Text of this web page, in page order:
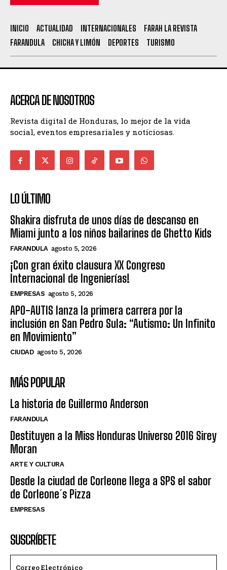
INICIO ACTUALIDAD INTERNACIONALES
FARAH LA REVISTA
FARANDULA
CHICHA Y LIMÓN DEPORTES TURISMO
ACERCA DE NOSOTROS
Revista digital de Honduras, lo mejor de la vida
social, eventos empresariales y noticiosas.
LO ÚLTIMO
Shakira disfruta de unos días de descanso en
Miami junto a los niños bailarines de Ghetto Kids
FARANDULA agosto 5, 2026
¡Con gran éxito clausura XX Congreso
Internacional de Ingenierías!
EMPRESAS agosto 5, 2026
APO-AUTIS lanza la primera carrera por la
inclusión en San Pedro Sula: “Autismo: Un Infinito
en Movimiento”
CIUDAD agosto 5, 2026
MÁS POPULAR
La historia de Guillermo Anderson
FARANDULA
Destituyen a la Miss Honduras Universo 2016 Sirey
Moran
ARTE Y CULTURA
Desde la ciudad de Corleone llega a SPS el sabor
de Corleone´s Pizza
EMPRESAS
SUSCRÍBETE